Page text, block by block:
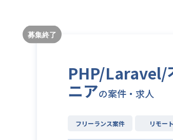
PHP/Laravel/
ニアの案件・求人
フリーランス案件 リモー